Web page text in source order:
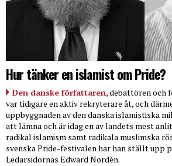
Hur tänker en islamist om Pride?
Den danske författaren, debattören och
var tidigare en aktiv rekryterare åt, och
uppbyggnaden av den danska islamistiska
att lämna och är idag en av landets mest
radikal islamism samt radikala muslimska
svenska Pride-festivalen har han ställt upp
Ledarsidornas Edward Nordén.